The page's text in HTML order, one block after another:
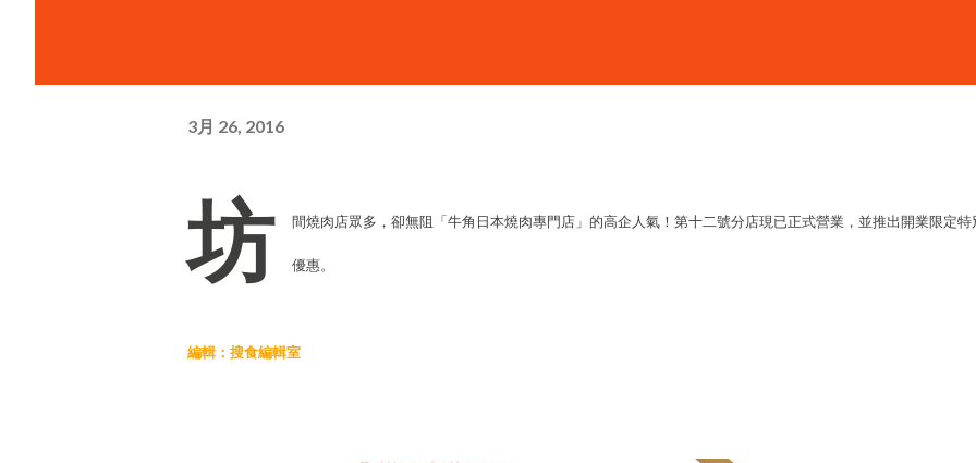
3月 26, 2016
坊 間燒肉店眾多，卻無阻「牛角日本燒肉專門店」的高企人氣！第十二號分店現已正式營業，並推出開業限定特
優惠。
編輯：搜食編輯室